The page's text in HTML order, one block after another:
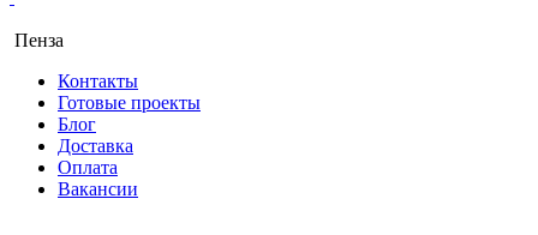
Пенза
Контакты
Готовые проекты
Блог
Доставка
Оплата
Вакансии